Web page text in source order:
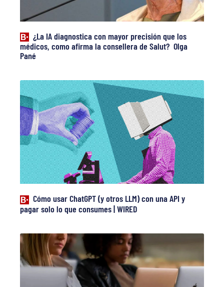
¿La IA diagnostica con mayor precisión que los
médicos, como afirma la consellera de Salut? Olga
Pané
Cómo usar ChatGPT (y otros LLM) con una API y
pagar solo lo que consumes | WIRED